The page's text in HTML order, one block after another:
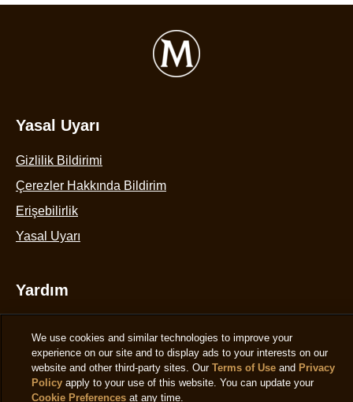
Yasal Uyarı
Gizlilik Bildirimi
Çerezler Hakkında Bildirim
Çerez Ayarlarını Yapılandır
Erişebilirlik
Yardım
Sıkça Sorulan Sorular
Bize Ulaşın
We use cookies and similar technologies to improve your
experience on our site and to display ads to your interests on our
website and other third-party sites. OurTerms of Use and Privacy
Policy apply to your use of this website. You can update your
Cookie Preferences at any time.